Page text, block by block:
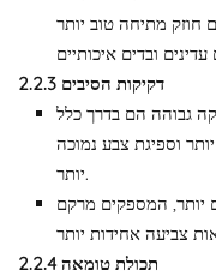
חוזק מתיחה טוב יותר
2.2.3 דקיקות הסיבים
גבוהה הם בדרך כלל
וספיגת צבע נמוכה
יותר.
יותר, המספקים מרקם
2.2.4 תכולת טומאה